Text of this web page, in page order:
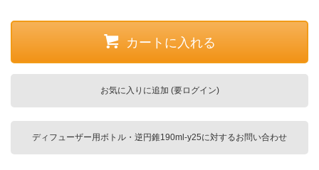
カートに入れる
お気に入りに追加 (要ログイン)
ディフューザー用ボトル・逆円錐190ml-y25に対するお問い合わせ